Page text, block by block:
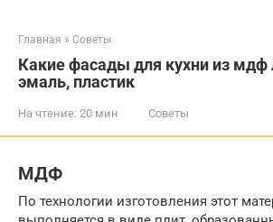
Главная » Советы
Какие фасады для кухни из мдф
эмаль, пластик
На чтение: 20 мин Советы
МДФ
По технологии изготовления этот